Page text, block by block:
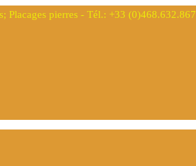
Placages pierres - Tél.: +33 (0)468.632.867